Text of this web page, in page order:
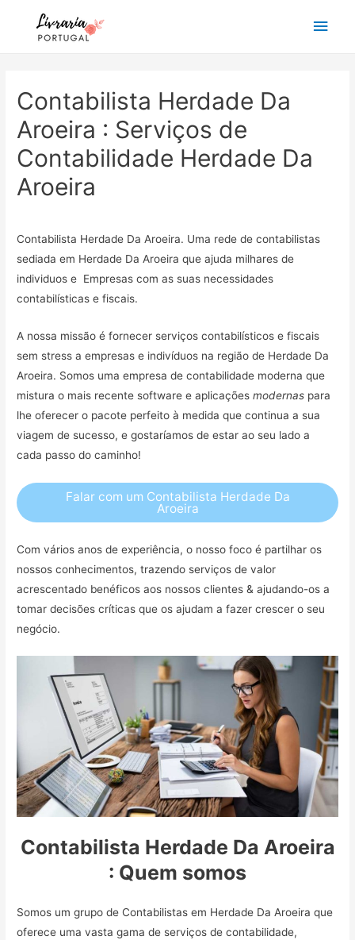
Main
Contabilista Herdade Da
Aroeira : Serviços de
Contabilidade Herdade Da
Aroeira
Contabilista Herdade Da Aroeira. Uma rede de contabilistas
sediada em Herdade Da Aroeira que ajuda milhares de
individuos e Empresas com as suas necessidades
contabilísticas e fiscais.
A nossa missão é fornecer serviços contabilísticos e fiscais
sem stress a empresas e indivíduos na região de Herdade Da
Aroeira. Somos uma empresa de contabilidade moderna que
mistura o mais recente software e aplicaçõesmodernas para
lhe oferecer o pacote perfeito à medida que continua a sua
viagem de sucesso, e gostaríamos de estar ao seu lado a
cada passo do caminho!
Falar com um Contabilista Herdade Da
Aroeira
Com vários anos de experiência, o nosso foco é partilhar os
nossos conhecimentos, trazendo serviços de valor
acrescentado benéficos aos nossos clientes & ajudando-os a
tomar decisões críticas que os ajudam a fazer crescer o seu
negócio.
Contabilista Herdade Da Aroeira
: Quem somos
Somos um grupo de Contabilistas em Herdade Da Aroeira que
oferece uma vasta gama de serviços de contabilidade,